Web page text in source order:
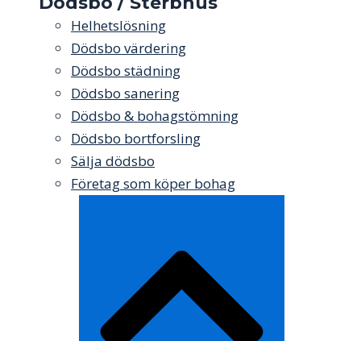
Helhetslösning
Dödsbo värdering
Dödsbo städning
Dödsbo sanering
Dödsbo & bohagstömning
Dödsbo bortforsling
Sälja dödsbo
Företag som köper bohag